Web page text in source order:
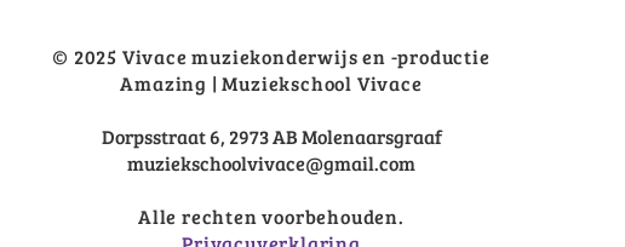
© 2025 Vivace muziekonderwijs en -productie
Amazing | Muziekschool Vivace
Dorpsstraat 6, 2973 AB Molenaarsgraaf
muziekschoolvivace@gmail.com
Alle rechten voorbehouden.